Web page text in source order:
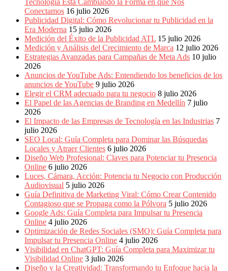
Eventos
Marketing,
Mercadotecnia,
Eventos
Publicitarios,
Colecciónes,
Marcas,
Insigns,
Radio,
Creatividad,
SEM,
Press,
RRPP,
Spots,
Comerciales,
Periodismo,
Revistas,
Magazines
ATL,
Periódicos
Producción
Gráfica
Tecnología Está Cambiando la Forma en que Nos
Conectamos 16 julio 2026
Publicidad Digital: Cómo Revolucionar tu Publicidad en la
Era Moderna 15 julio 2026
Medición del Éxito de la Publicidad ATL 15 julio 2026
Medición y Análisis del Crecimiento de Marca 12 julio 2026
Estrategias Avanzadas para Campañas de Meta Ads 10 julio
2026
Anuncios de YouTube Ads: Entendiendo los beneficios de los
anuncios de YouTube 9 julio 2026
Elegir el CRM adecuado para tu negocio 8 julio 2026
El Papel de las Agencias de Branding en Medellín 7 julio
2026
El Impacto de las Empresas de Tecnología en las Industrias 7
julio 2026
SEO Local: Guía Completa para Dominar las Búsquedas
Locales y Atraer Clientes 6 julio 2026
Diseño Web Profesional: Claves para Potenciar tu Presencia
Online 6 julio 2026
Luces, Cámara, Acción: Potencia tu Negocio con Producción
Audiovisual 5 julio 2026
Guía Definitiva de Marketing Viral: Cómo Crear Contenido
Contagioso que se Propaga como la Pólvora 5 julio 2026
Google Ads: Guía Completa para Impulsar tu Presencia
Online 4 julio 2026
Optimización de Redes Sociales (SMO): Guía Completa para
Impulsar tu Presencia Online 4 julio 2026
Visibilidad en ChatGPT: Guía Completa para Maximizar tu
Visibilidad Online 3 julio 2026
Diseño y la Creatividad: Transformando tu Enfoque hacia la